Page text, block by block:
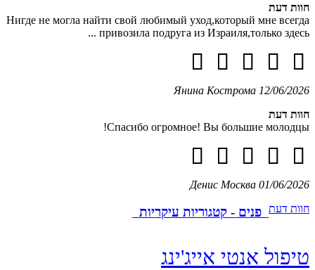
חוות דעת
Нигде не могла найти свой любимый уход,который мне всегда
привозила подруга из Израиля,только здесь ...
Янина Кострома 12/06/2026
חוות דעת
Спасибо огромное! Вы большие молодцы!
Денис Москва 01/06/2026
חוות דעת פנים - קטגוריות עיקריות
טיפול אנטי אייג'ינג